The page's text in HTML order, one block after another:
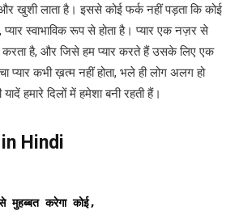
और खुशी लाता है। इससे कोई फर्क नहीं पड़ता कि कोई
प्यार स्वाभाविक रूप से होता है। प्यार एक नज़र से
करता है, और जिसे हम प्यार करते हैं उसके लिए एक
प्यार कभी ख़त्म नहीं होता, भले ही लोग अलग हो
हमारे दिलों में हमेशा बनी रहती हैं।
Hindi
मुहब्बत करेगा कोई,